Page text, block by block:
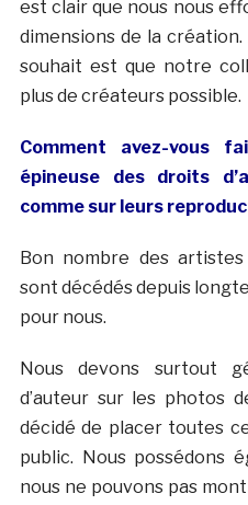
est clair que nous nous
dimensions de la
souhait est que notre
plus de créateurs possible.
Comment avez-vous
épineuse des droits
comme sur leurs
Bon nombre des artistes
sont décédés depuis
pour nous.
Nous devons surtout
d’auteur sur les photos
décidé de placer toutes
public. Nous possédons
nous ne pouvons pas